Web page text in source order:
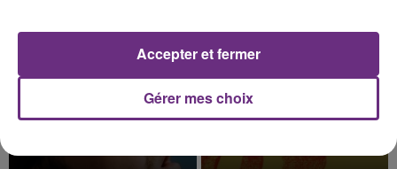
17h58
17h58
Gérer mes choix
Accepter et fermer